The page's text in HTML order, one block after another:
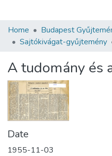
Communities & Collections
Statistics
About us
Home Budapest
Sajtókivágat-gyűjtemény
A tudomány és
Date
1955-11-03